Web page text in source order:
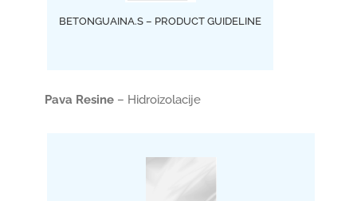
BETONGUAINA.S – PRODUCT GUIDELINE
Pava Resine– Hidroizolacije